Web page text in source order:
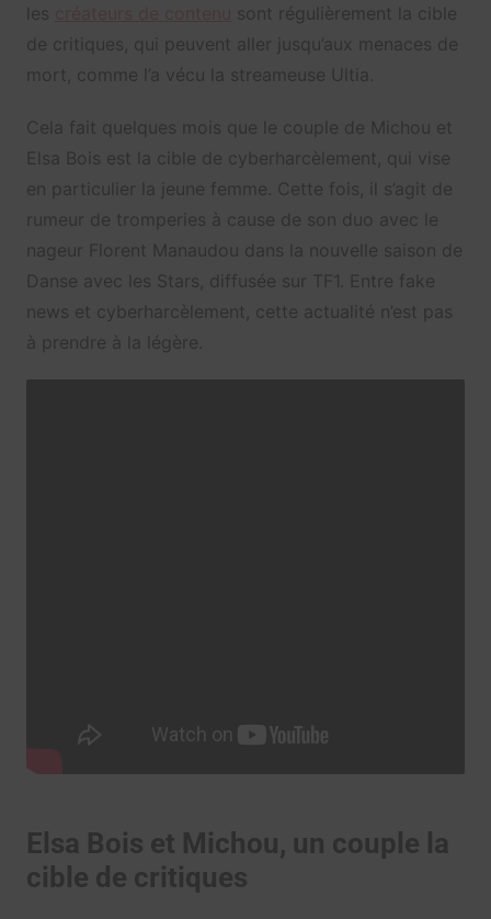
les
sont régulièrement la cible
de critiques, qui peuvent aller jusqu’aux menaces de
mort, comme l’a vécu la streameuse Ultia.
Cela fait quelques mois que le couple de Michou et
Elsa Bois est la cible de cyberharcèlement, qui vise
en particulier la jeune femme. Cette fois, il s’agit de
rumeur de tromperies à cause de son duo avec le
nageur Florent Manaudou dans la nouvelle saison de
Danse avec les Stars, diffusée sur TF1. Entre fake
news et cyberharcèlement, cette actualité n’est pas
à prendre à la légère.
Elsa Bois et Michou, un couple la
cible de critiques